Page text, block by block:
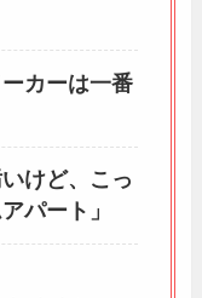
カーは一番
けど、こっ
パート」